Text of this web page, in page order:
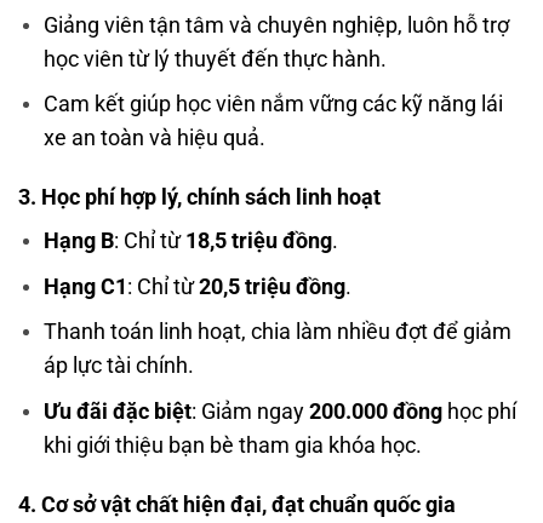
Giảng viên tận tâm và chuyên nghiệp, luôn hỗ trợ
học viên từ lý thuyết đến thực hành.
Cam kết giúp học viên nắm vững các kỹ năng lái
xe an toàn và hiệu quả.
3. Học phí hợp lý, chính sách linh hoạt
Hạng B: Chỉ từ 18,5 triệu đồng.
Hạng C1 : Chỉ từ20,5 triệu đồng.
Thanh toán linh hoạt, chia làm nhiều đợt để giảm
áp lực tài chính.
Ưu đãi đặc biệt: Giảm ngay 200.000 đồnghọc phí
khi giới thiệu bạn bè tham gia khóa học.
4. Cơ sở vật chất hiện đại, đạt chuẩn quốc gia